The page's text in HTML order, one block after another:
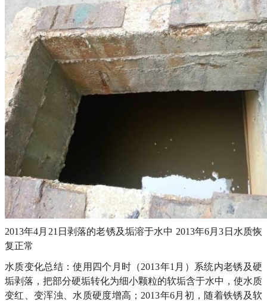
2013年4月21日剥落的老锈及垢溶于水中 2013年6月3日水质恢
复正常
水质变化总结：使用四个月时（2013年1月）系统内老锈及硬
垢剥落，把部分硬垢转化为细小颗粒的软垢含于水中，使水质
变红、变浑浊、水质硬度增高；2013年6月初，随着铁锈及软